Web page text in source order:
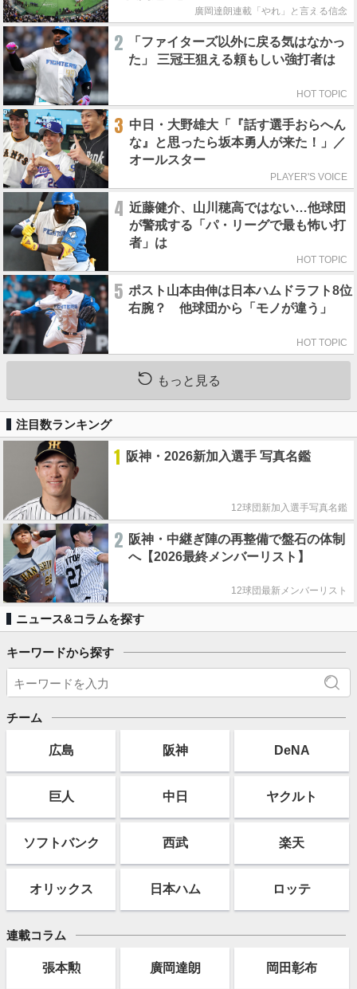
廣岡達朗連載「やれ」と言える信念
2
「ファイターズ以外に戻る気はなかっ
た」 三冠王狙える頼もしい強打者は
HOT TOPIC
3 中日・大野雄大「『話す選手おらへん
な』と思ったら坂本勇人が来た！」／
オールスター
PLAYER'S VOICE
4 近藤健介、山川穂高ではない…他球団
が警戒する「パ・リーグで最も怖い打
者」は
HOT TOPIC
5 ポスト山本由伸は日本ハムドラフト8位
右腕？ 他球団から「モノが違う」
HOT TOPIC
もっと見る
注目数ランキング
1 阪神・2026新加入選手 写真名鑑
12球団新加入選手写真名鑑
2 阪神・中継ぎ陣の再整備で盤石の体制
へ【2026最終メンバーリスト】
12球団最新メンバーリスト
ニュース&コラムを探す
キーワードから探す
チーム
広島 阪神 DeNA
巨人 中日 ヤクルト
ソフトバンク 西武 楽天
オリックス 日本ハム ロッテ
連載コラム
張本勲 廣岡達朗 岡田彰布